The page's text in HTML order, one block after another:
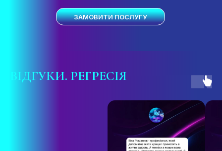
ЗАМОВИТИ ПОСЛУГУ
ВІДГУКИ. РЕГРЕСІЯ